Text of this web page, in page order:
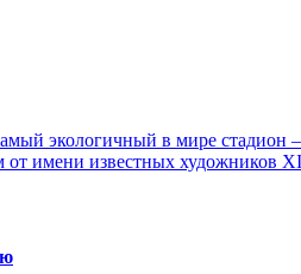
экологичный в мире стадион –
от имени известных художников